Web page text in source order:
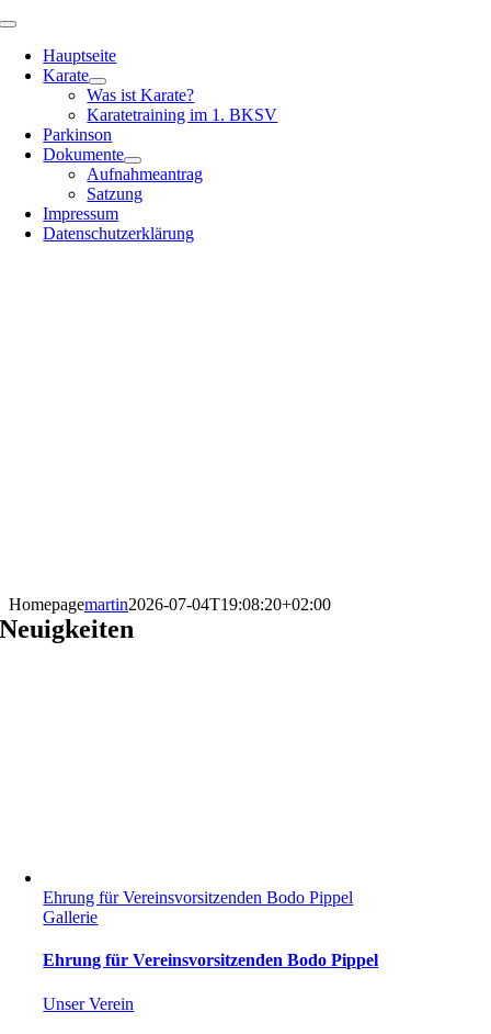
Zum
springen
Toggle
NavigationHauptseite
Karate
Was ist Karate?
Karatetraining im 1. BKSV
Parkinson
Dokumente
Aufnahmeantrag
Satzung
Impressum
Datenschutzerklärung
Homepagemartin2026-07-04T19:08:20+02:00
Neuigkeiten
Ehrung für Vereinsvorsitzenden Bodo Pippel
Gallerie
Ehrung für Vereinsvorsitzenden Bodo Pippel
Unser Verein